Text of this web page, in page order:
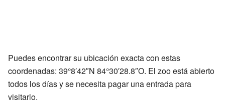
Puedes encontrar su ubicación exacta con estas
coordenadas: 39°8′42″N 84°30′28.8″O. El zoo está abierto
todos los días y se necesita pagar una entrada para
visitarlo.